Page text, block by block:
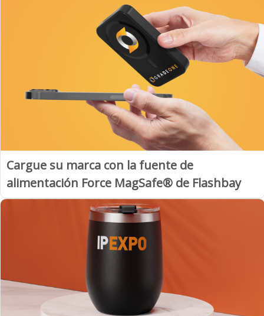
Cargue su marca con la fuente de
alimentación Force MagSafe® de Flashbay